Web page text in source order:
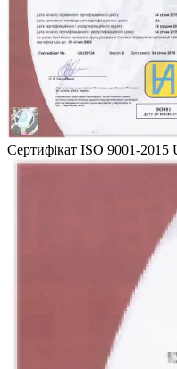
Сертифікат ISO 9001-2015